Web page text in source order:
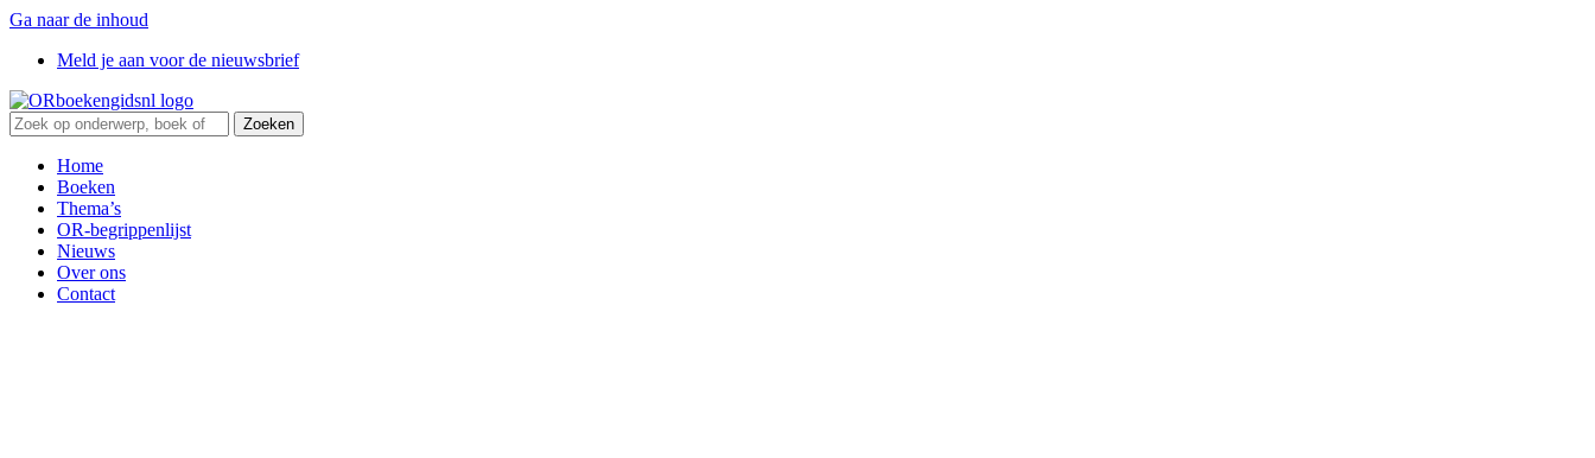
Ga naar de inhoud
Meld je aan voor de nieuwsbrief
Zoeken
Home
Boeken
Thema’s
OR-begrippenlijst
Nieuws
Over ons
Contact